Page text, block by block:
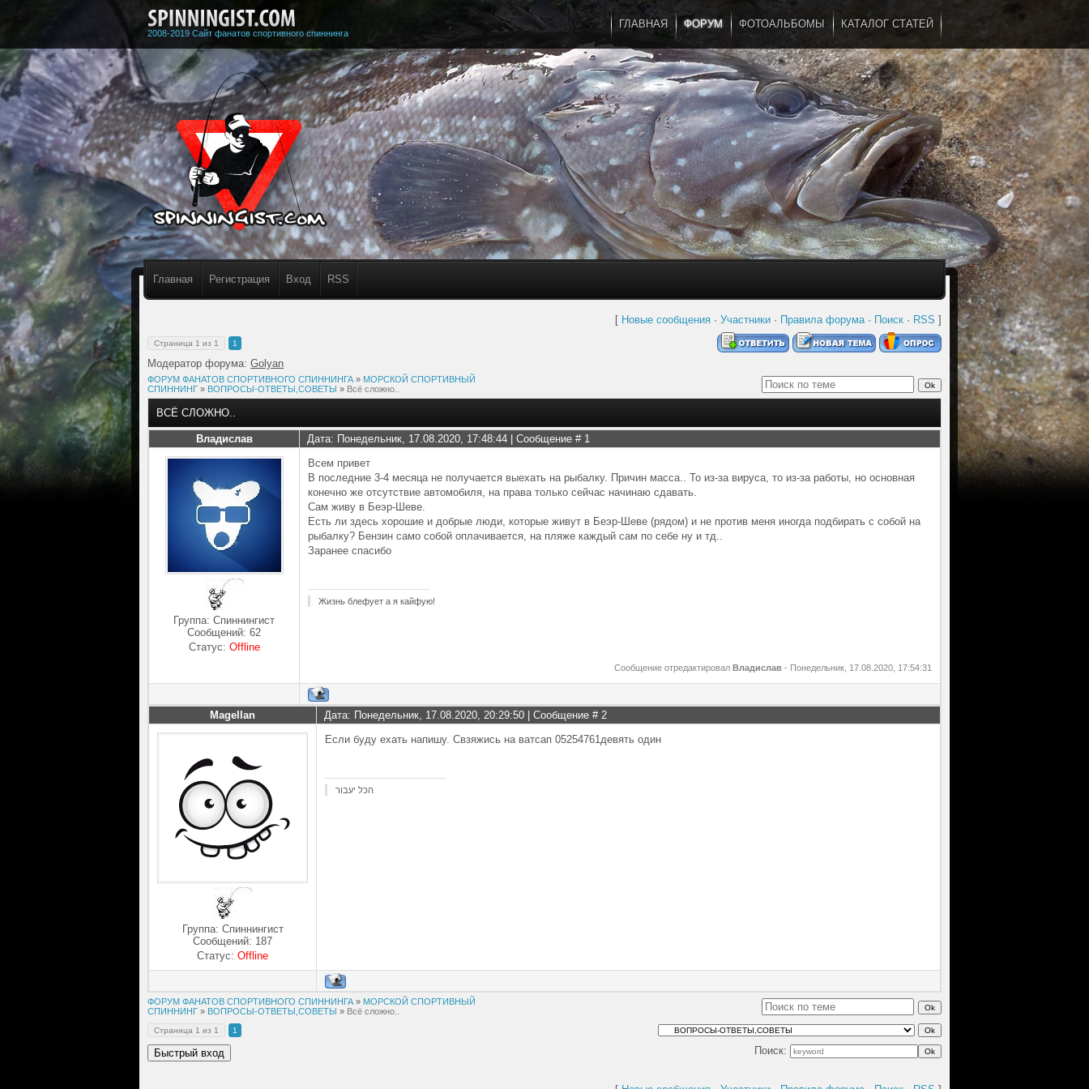
2008-2019 Сайт фанатов спортивного спиннинга
ГЛАВНАЯ ФОРУМ ФОТОАЛЬБОМЫ КАТАЛОГ СТАТЕЙ
Главная Регистрация Вход RSS
...
[ Новые сообщения · Участники · Правила форума· Поиск · RSS ]
Страница 1 из 1 1
Модератор форума: Golyan
ФОРУМ ФАНАТОВ СПОРТИВНОГО СПИННИНГА » МОРСКОЙ СПОРТИВНЫЙ
СПИННИНГ » ВОПРОСЫ-ОТВЕТЫ,СОВЕТЫ » Всё сложно..
ВСЁ СЛОЖНО..
Владислав Дата: Понедельник, 17.08.2020, 17:48:44 | Сообщение # 1
Группа: Спиннингист
Сообщений: 62
Статус: Offline
Всем привет
В последние 3-4 месяца не получается выехать на рыбалку. Причин масса.. То из-за вируса, то из-за работы, но основная
конечно же отсутствие автомобиля, на права только сейчас начинаю сдавать.
Сам живу в Беэр-Шеве.
Есть ли здесь хорошие и добрые люди, которые живут в Беэр-Шеве (рядом) и не против меня иногда подбирать с собой на
рыбалку? Бензин само собой оплачивается, на пляже каждый сам по себе ну и тд..
Заранее спасибо
Жизнь блефует а я кайфую!
Сообщение отредактировал Владислав - Понедельник, 17.08.2020, 17:54:31
Magellan Дата: Понедельник, 17.08.2020, 20:29:50 | Сообщение # 2
Группа: Спиннингист
Сообщений: 187
Статус: Offline
Если буду ехать напишу. Свзяжись на ватсап 05254761девять один
הכל יעבור
ФОРУМ ФАНАТОВ СПОРТИВНОГО СПИННИНГА » МОРСКОЙ СПОРТИВНЫЙ
СПИННИНГ » ВОПРОСЫ-ОТВЕТЫ,СОВЕТЫ » Всё сложно..
Страница 1 из 1 1
Поиск: